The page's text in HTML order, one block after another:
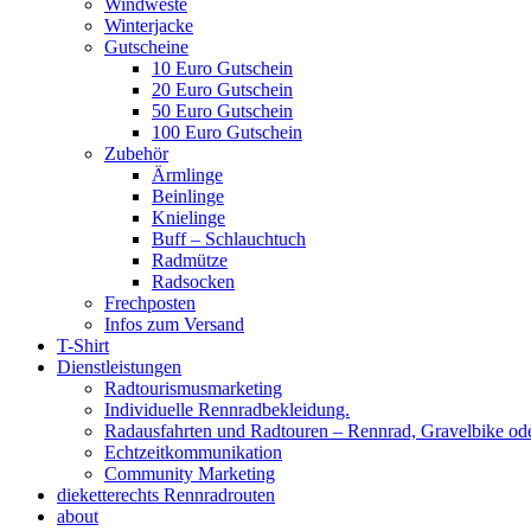
Windweste
Winterjacke
Gutscheine
10 Euro Gutschein
20 Euro Gutschein
50 Euro Gutschein
100 Euro Gutschein
Zubehör
Ärmlinge
Beinlinge
Knielinge
Buff – Schlauchtuch
Radmütze
Radsocken
Frechposten
Infos zum Versand
T-Shirt
Dienstleistungen
Radtourismusmarketing
Individuelle Rennradbekleidung.
Radausfahrten und Radtouren – Rennrad, Gravelbike
Echtzeitkommunikation
Community Marketing
dieketterechts Rennradrouten
about